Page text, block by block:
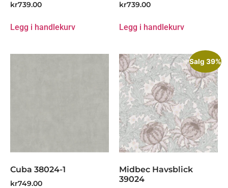
kr739.00
Legg i handlekurv
kr739.00
Legg i handlekurv
Cuba 38024-1
kr749.00
Salg 39%
Midbec Havsblick
39024